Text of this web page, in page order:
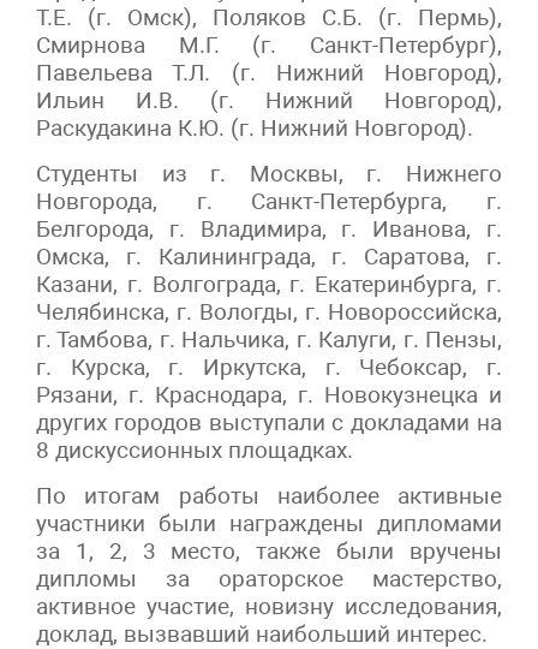
Т.Е. (г. Омск), Поляков С.Б. (г. Пермь),
Смирнова М.Г. (г. Санкт-Петербург),
Павельева Т.Л. (г. Нижний Новгород),
Ильин И.В. (г. Нижний Новгород),
Раскудакина К.Ю. (г. Нижний Новгород).
Студенты из г. Москвы, г. Нижнего
Новгорода, г. Санкт-Петербурга, г.
Белгорода, г. Владимира, г. Иванова, г.
Омска, г. Калининграда, г. Саратова, г.
Казани, г. Волгограда, г. Екатеринбурга, г.
Челябинска, г. Вологды, г. Новороссийска,
г. Тамбова, г. Нальчика, г. Калуги, г. Пензы,
г. Курска, г. Иркутска, г. Чебоксар, г.
Рязани, г. Краснодара, г. Новокузнецка и
других городов выступали с докладами на
8 дискуссионных площадках.
По итогам работы наиболее активные
участники были награждены дипломами
за 1, 2, 3 место, также были вручены
дипломы за ораторское мастерство,
активное участие, новизну исследования,
доклад, вызвавший наибольший интерес.